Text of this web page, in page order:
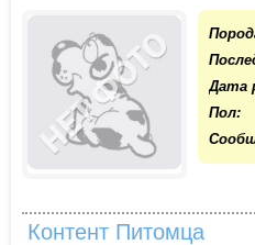
Дата
Пол:
Контент Питомца